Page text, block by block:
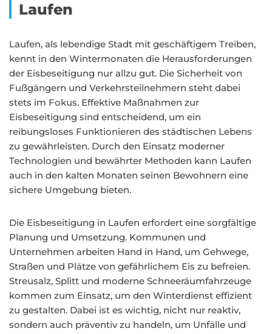
Laufen
Laufen, als lebendige Stadt mit geschäftigem Treiben,
kennt in den Wintermonaten die Herausforderungen
der Eisbeseitigung nur allzu gut. Die Sicherheit von
Fußgängern und Verkehrsteilnehmern steht dabei
stets im Fokus. Effektive Maßnahmen zur
Eisbeseitigung sind entscheidend, um ein
reibungsloses Funktionieren des städtischen Lebens
zu gewährleisten. Durch den Einsatz moderner
Technologien und bewährter Methoden kann Laufen
auch in den kalten Monaten seinen Bewohnern eine
sichere Umgebung bieten.
Die Eisbeseitigung in Laufen erfordert eine sorgfältige
Planung und Umsetzung. Kommunen und
Unternehmen arbeiten Hand in Hand, um Gehwege,
Straßen und Plätze von gefährlichem Eis zu befreien.
Streusalz, Splitt und moderne Schneeräumfahrzeuge
kommen zum Einsatz, um den Winterdienst effizient
zu gestalten. Dabei ist es wichtig, nicht nur reaktiv,
sondern auch präventiv zu handeln, um Unfälle und